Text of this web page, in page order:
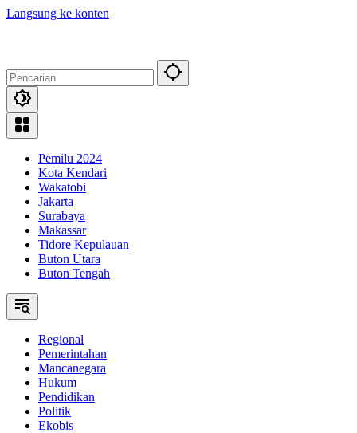
Langsung ke konten
Pemilu 2024
Kota Kendari
Wakatobi
Jakarta
Surabaya
Makassar
Tidore Kepulauan
Buton Utara
Buton Tengah
Regional
Pemerintahan
Mancanegara
Hukum
Pendidikan
Politik
Ekobis